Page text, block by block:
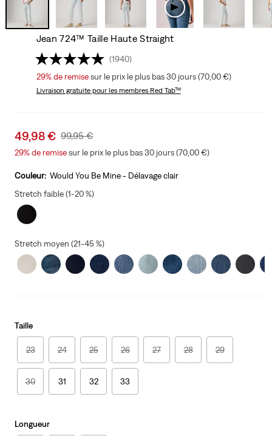
Jean 724™ Taille Haute Straight
(1940)
29%de remisesur le prix le plus bas 30 jours (70,00 €)
Livraison gratuitepour les membres Red Tab™
Sale
price
49,98 € Original
99,95 €
29%de remisesur le prix le plus bas 30 jours (70,00 €)
Couleur: Would You Be Mine - Délavage clair
Stretch faible (1-20 %)
Stretch moyen (21-45 %)
Taille
23 24 25 26 27 28 29
30 31 32 33
Longueur